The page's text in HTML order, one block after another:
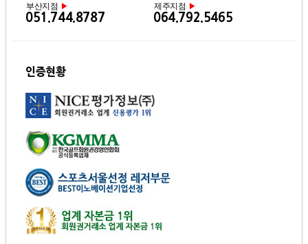
부산지점 ▶
051.744.8787
제주지점 ▶
064.792.5465
인증현황